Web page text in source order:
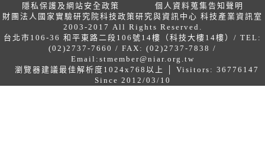
隱私保護及網站安全政策
個人資料蒐集告知聲明
財團法人國家實驗研究院科技政策研究與資訊中心 科技產業資訊室
2003-2017 All Rights Reserved.
台北市106-36 和平東路二段106號14樓（科技大樓14樓）/ TEL:
(02)2737-7660 / FAX: (02)2737-7838 /
Email: stmember@niar.org.tw
瀏覽器建議最佳解析度1024x768以上 │ Visitors: 36776147
Since 2012/03/10